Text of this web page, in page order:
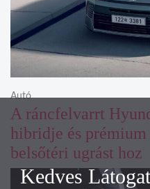
A ráncfelvarrt
hibridje és
belsőtéri ugrást hoz
Autó
Kedves